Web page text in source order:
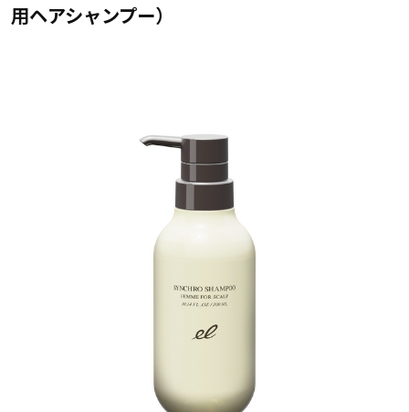
用ヘアシャンプー）